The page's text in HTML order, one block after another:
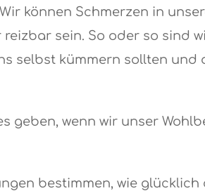
können Schmerzen in
sein. So oder so sind
selbst kümmern sollten und
geben, wenn wir unser
bestimmen, wie